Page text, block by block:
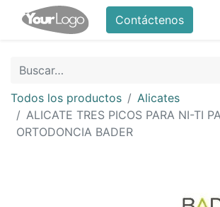
Contáctenos
Todos los productos
Alicates
ALICATE TRES PICOS PARA NI-TI
ORTODONCIA BADER